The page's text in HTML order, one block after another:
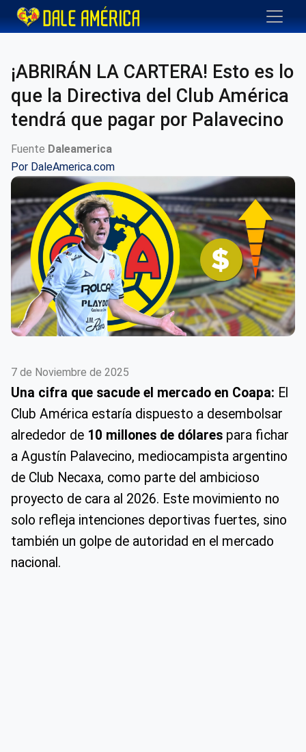
¡ABRIRÁN LA CARTERA! Esto es lo
que la Directiva del Club América
tendrá que pagar por Palavecino
Fuente Daleamerica
Por DaleAmerica.com
7 de Noviembre de 2025
Una cifra que sacude el mercado en Coapa: El
Club América estaría dispuesto a desembolsar
alrededor de 10 millones de dólares para fichar
a Agustín Palavecino, mediocampista argentino
de Club Necaxa, como parte del ambicioso
proyecto de cara al 2026. Este movimiento no
solo refleja intenciones deportivas fuertes, sino
también un golpe de autoridad en el mercado
nacional.